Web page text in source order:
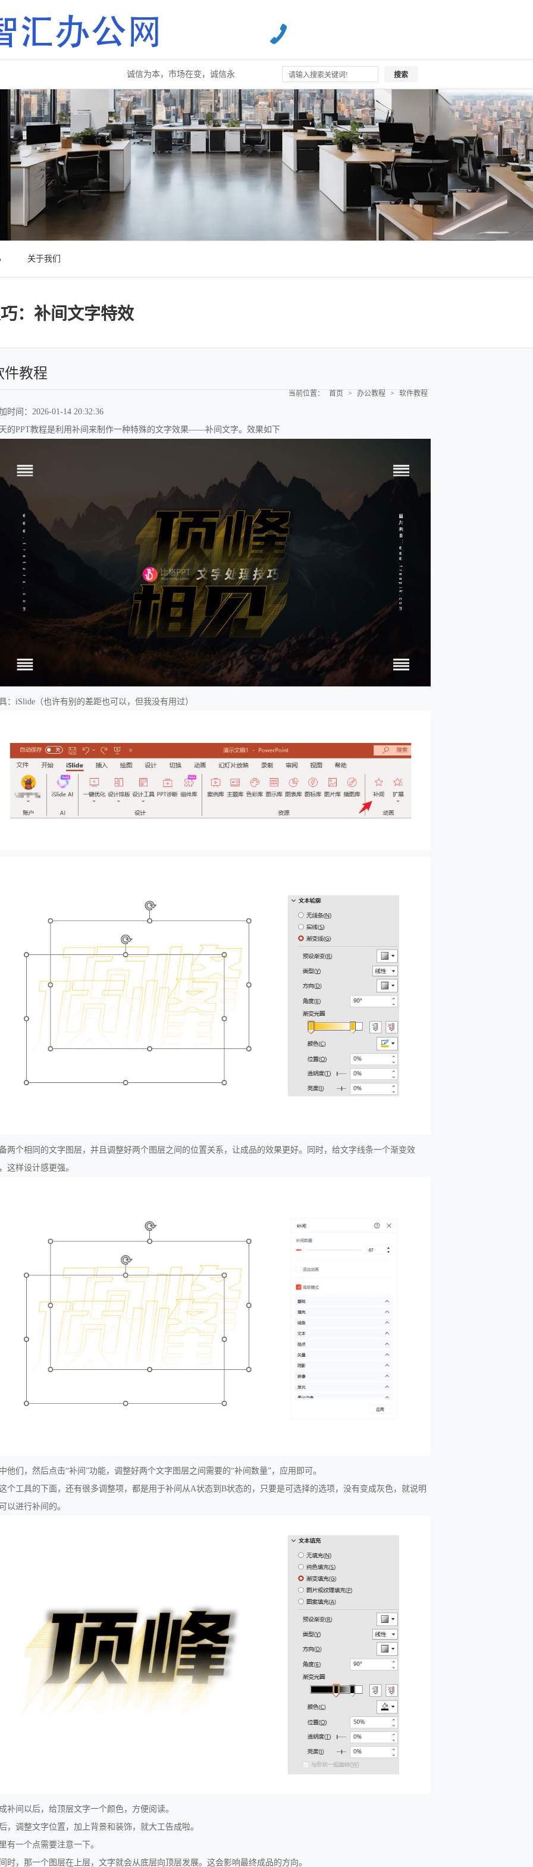
诚信为本，市场在变，诚信永远不变...
关于我们
：补间文字特效
件教程
当前位置： 首页 > 办公教程 > 软件教程
时间：2026-01-14 20:32:36
的PPT教程是利用补间来制作一种特殊的文字效果——补间文字。效果如下
：iSlide（也许有别的差距也可以，但我没有用过）
两个相同的文字图层，并且调整好两个图层之间的位置关系，让成品的效果更好。同时，给文字线条一个渐变效
这样设计感更强。
他们，然后点击“补间”功能，调整好两个文字图层之间需要的“补间数量”，应用即可。
个工具的下面，还有很多调整项，都是用于补间从A状态到B状态的，只要是可选择的选项，没有变成灰色，就说明
以进行补间的。
补间以后，给顶层文字一个颜色，方便阅读。
，调整文字位置，加上背景和装饰，就大工告成啦。
有一个点需要注意一下。
时，那一个图层在上层，文字就会从底层向顶层发展。这会影响最终成品的方向。